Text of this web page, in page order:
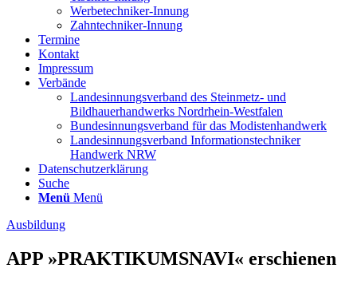
Werbetechniker-Innung
Zahntechniker-Innung
Termine
Kontakt
Impressum
Verbände
Landesinnungsverband des Steinmetz- und
Bildhauerhandwerks Nordrhein-Westfalen
Bundesinnungsverband für das Modistenhandwerk
Landesinnungsverband Informationstechniker
Handwerk NRW
Datenschutzerklärung
Suche
Menü Menü
Ausbildung
APP »PRAKTIKUMSNAVI« erschienen